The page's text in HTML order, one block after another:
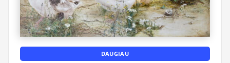
DAUGIAU